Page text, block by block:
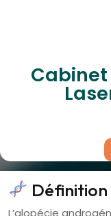
Définition
L’alopécie